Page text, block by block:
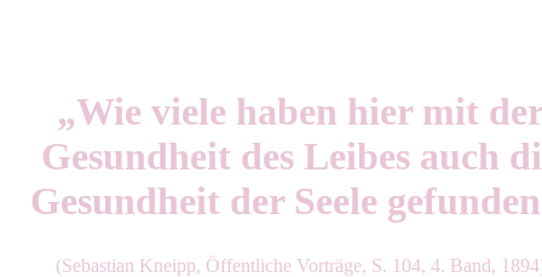
„Wie viele haben hier mit
Gesundheit des Leibes auch
Gesundheit der Seele
(Sebastian Kneipp, Öffentliche Vorträge, S. 104, 4. Band,